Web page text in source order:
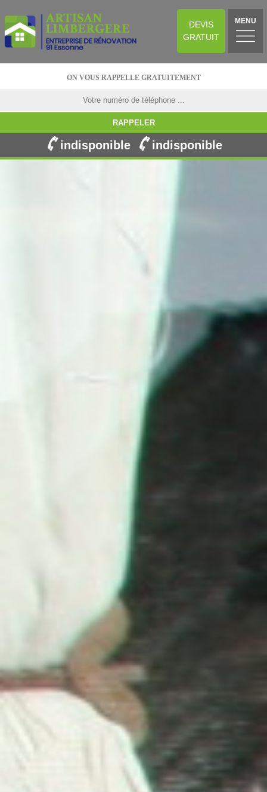
DEVIS
GRATUIT
MENU
ON VOUS RAPPELLE GRATUITEMENT
indisponible indisponible